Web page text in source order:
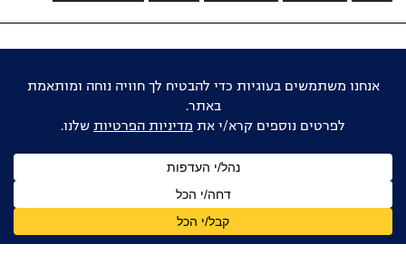
אוהבים דוקו ישראלי?
הישארו מעודכנים
שם
מלא
כתובת
דואר